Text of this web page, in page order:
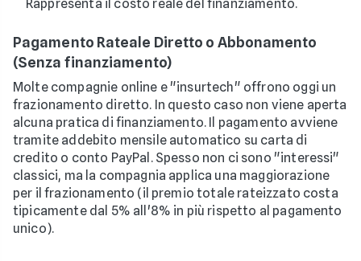
Rappresenta il costo reale del finanziamento.
Pagamento Rateale Diretto o Abbonamento
(Senza finanziamento)
Molte compagnie online e "insurtech" offrono oggi un
frazionamento diretto. In questo caso non viene aperta
alcuna pratica di finanziamento. Il pagamento avviene
tramite addebito mensile automatico su carta di
credito o conto PayPal. Spesso non ci sono "interessi"
classici, ma la compagnia applica una maggiorazione
per il frazionamento (il premio totale rateizzato costa
tipicamente dal 5% all'8% in più rispetto al pagamento
unico).